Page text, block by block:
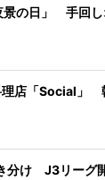
景の日」 手回し
理店「Social」
分け J3リーグ